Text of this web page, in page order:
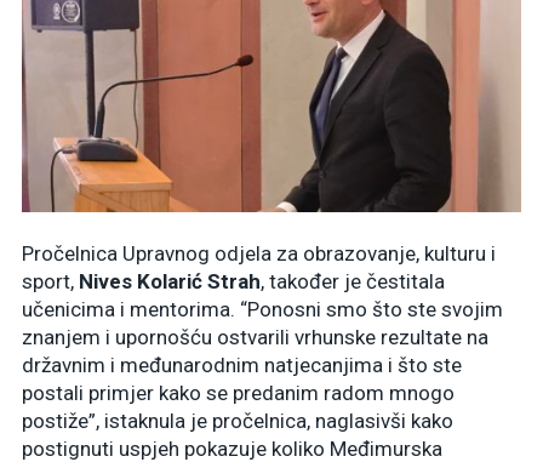
Pročelnica Upravnog odjela za obrazovanje, kulturu i
sport, Nives Kolarić Strah, također je čestitala
učenicima i mentorima. “Ponosni smo što ste svojim
znanjem i upornošću ostvarili vrhunske rezultate na
državnim i međunarodnim natjecanjima i što ste
postali primjer kako se predanim radom mnogo
postiže”, istaknula je pročelnica, naglasivši kako
postignuti uspjeh pokazuje koliko Međimurska